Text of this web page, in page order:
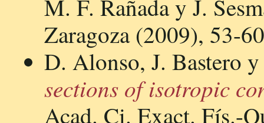
M. F. Rañada y J.
Zaragoza (2009), 53-
D. Alonso, J. Bastero
sections of isotropic
Acad. Ci. Exact. Fís.-